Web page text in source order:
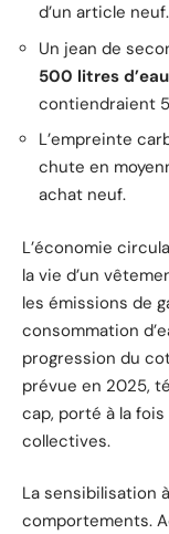
d’un article neuf.
Un jean de
500 litres d’eau
contiendraient
L’empreinte
chute en
achat neuf.
L’économie
la vie d’un
les émissions de
consommation
progression du
prévue en 2025,
cap, porté à la
collectives.
La sensibilisation
comportements.